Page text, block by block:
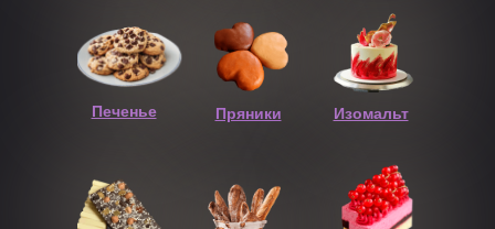
Печенье Изомальт
Пряники